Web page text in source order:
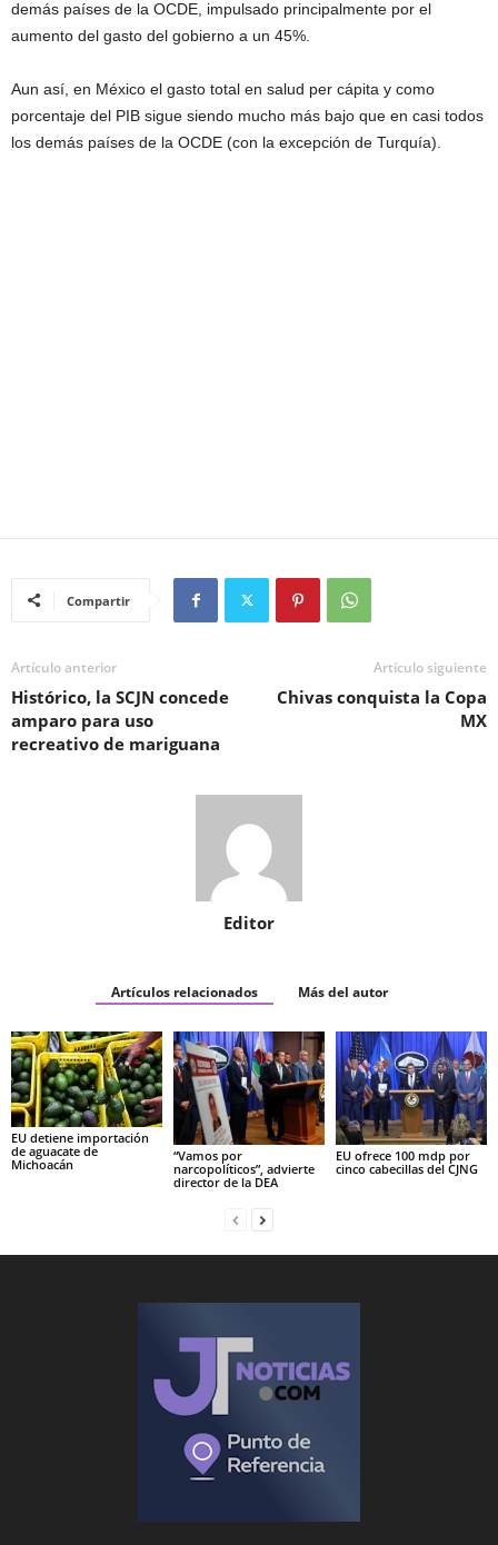
demás países de la OCDE, impulsado principalmente por el
aumento del gasto del gobierno a un 45%.
Aun así, en México el gasto total en salud per cápita y como
porcentaje del PIB sigue siendo mucho más bajo que en casi todos
los demás países de la OCDE (con la excepción de Turquía).
Compartir
Artículo anterior
Histórico, la SCJN concede
amparo para uso
recreativo de mariguana
Artículo siguiente
Chivas conquista la Copa
MX
Editor
Artículos relacionados Más del autor
EU detiene importación
de aguacate de
Michoacán
“Vamos por
narcopolíticos”, advierte
director de la DEA
EU ofrece 100 mdp por
cinco cabecillas del CJNG